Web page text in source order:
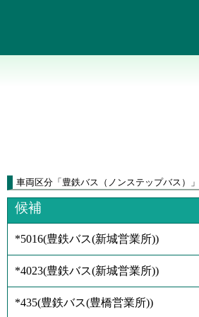
車両区分 「 豊鉄バス（ノンステップバス） 」
候補
*5016(豊鉄バス(新城営業所))
*4023(豊鉄バス(新城営業所))
*435(豊鉄バス(豊橋営業所))